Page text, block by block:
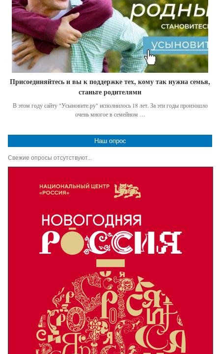
Присоединяйтесь и вы к поддержке тех, кому так нужна семья,
станьте родителями
В этом году сайту "Усыновите.ру" исполнилось 18 лет. За эти годы произошло
очень многое в семейном …
Наш опрос
Свежие опросы отсутствуют...